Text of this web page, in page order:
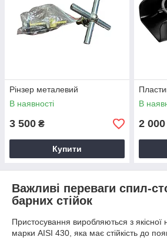
Рінзер металевий
В наявності
3 500 ₴
Купити
В
2 000
Важливі переваги спил-
барних стійок
Пристосування виробляються з якісної
марки AISI 430, яка має стійкість до